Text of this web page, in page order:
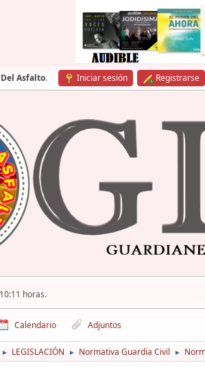
Asfalto. Iniciar sesión Registrarse
horas.
Calendario Adjuntos
► LEGISLACIÓN ► Normativa Guardia Civil ►